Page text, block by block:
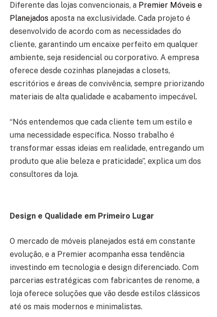
Diferente das lojas convencionais, a Premier Móveis e
Planejados aposta na exclusividade. Cada projeto é
desenvolvido de acordo com as necessidades do
cliente, garantindo um encaixe perfeito em qualquer
ambiente, seja residencial ou corporativo. A empresa
oferece desde cozinhas planejadas a closets,
escritórios e áreas de convivência, sempre priorizando
materiais de alta qualidade e acabamento impecável.
“Nós entendemos que cada cliente tem um estilo e
uma necessidade específica. Nosso trabalho é
transformar essas ideias em realidade, entregando um
produto que alie beleza e praticidade”, explica um dos
consultores da loja.
Design e Qualidade em Primeiro Lugar
O mercado de móveis planejados está em constante
evolução, e a Premier acompanha essa tendência
investindo em tecnologia e design diferenciado. Com
parcerias estratégicas com fabricantes de renome, a
loja oferece soluções que vão desde estilos clássicos
até os mais modernos e minimalistas.